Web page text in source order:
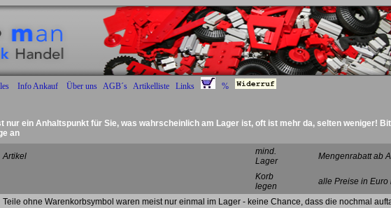
Info Ankauf Über uns AGB´s Artikelliste Links %
nur ein Anhaltspunkt für Sie, was wahrscheinlich am Lager ist, oft ist mehr da, selten weniger!
an
Artikel
mind.
Lager
Mengenrabatt ab
Korb
legen
alle Preise in Euro
Teile ohne Warenkorbsymbol waren meist nur einmal im Lager - keine Chance, dass die nochmal